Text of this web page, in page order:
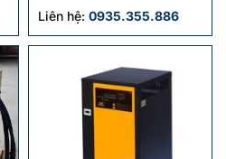
Liên hệ: 0935.355.886